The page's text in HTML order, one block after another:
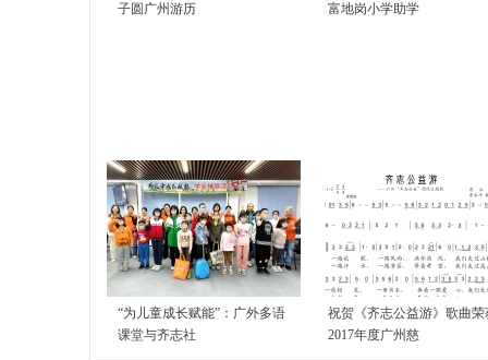
子圆广州游历
富地岗小学助学
“为儿童成长赋能”：广外多语
课堂与齐志社
祝贺《齐志公益游》歌曲荣
2017年度广州慈